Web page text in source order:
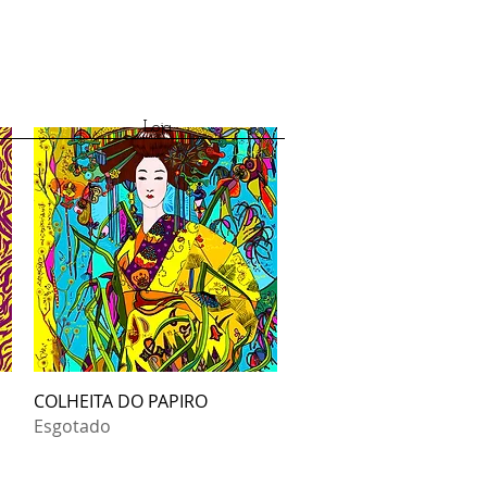
Visualização rápida
COLHEITA DO PAPIRO
Esgotado
Loja